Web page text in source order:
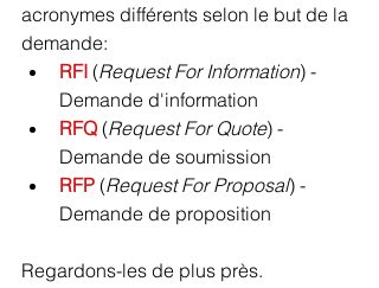
acronymes différents selon le but de la
demande:
RFI (Request For Information) -
Demande d'information
RFQ (Request For Quote) -
Demande de soumission
RFP (Request For Proposal) -
Demande de proposition
Regardons-les de plus près.